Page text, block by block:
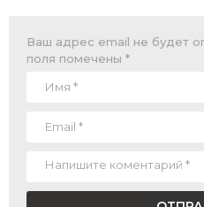
Ваш адрес email не будет
поля помечены *